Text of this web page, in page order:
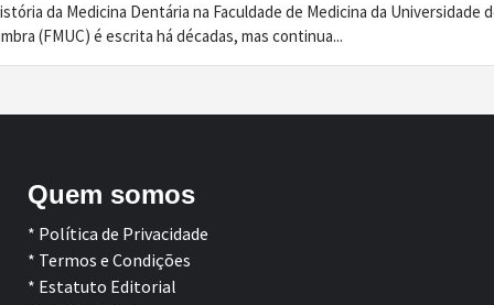
da Medicina Dentária na Faculdade de Medicina da Universidade
(FMUC) é escrita há décadas, mas continua...
Quem somos
* Política de Privacidade
* Termos e Condições
* Estatuto Editorial